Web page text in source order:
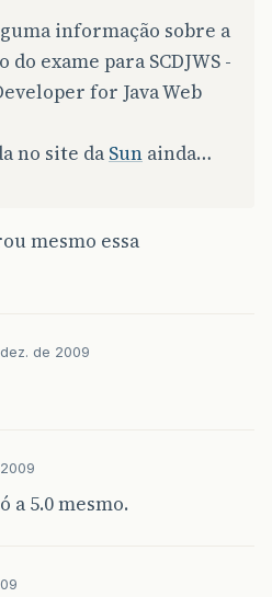
informação sobre a
exame para SCDJWS -
for Java Web
no site da Sun ainda…
mesmo essa
de 2009
a 5.0 mesmo.